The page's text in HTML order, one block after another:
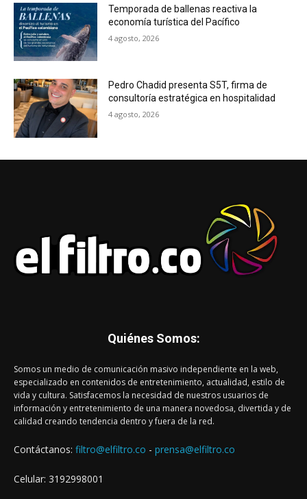
Temporada de ballenas reactiva la
economía turística del Pacífico
4 agosto, 2026
Pedro Chadid presenta S5T, firma de
consultoría estratégica en hospitalidad
4 agosto, 2026
Quiénes Somos:
Somos un medio de comunicación masivo independiente en la web,
especializado en contenidos de entretenimiento, actualidad, estilo de
vida y cultura. Satisfacemos la necesidad de nuestros usuarios de
información y entretenimiento de una manera novedosa, divertida y de
calidad creando tendencia dentro y fuera de la red.
Contáctanos: filtro@elfiltro.co - prensa@elfiltro.co
Celular: 3192998001